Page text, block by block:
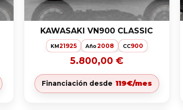
KAWASAKI VN900 CLASSIC
KM21925 Año2008 CC900
5.800,00 €
Financiación desde 119€/mes